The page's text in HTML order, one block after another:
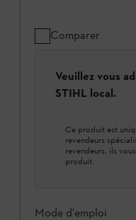
Comparer
Veuillez vous
STIHL local.
Ce produit est
revendeurs
revendeurs, ils
produit.
Mode d'emploi